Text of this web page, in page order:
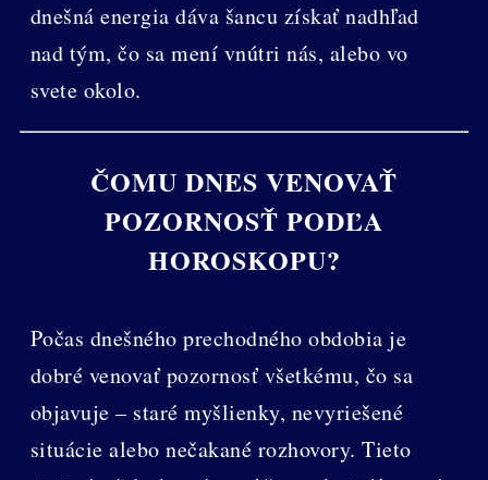
dnešná energia dáva šancu získať nadhľad
nad tým, čo sa mení vnútri nás, alebo vo
svete okolo.
ČOMU DNES VENOVAŤ
POZORNOSŤ PODĽA
HOROSKOPU?
Počas dnešného prechodného obdobia je
dobré venovať pozornosť všetkému, čo sa
objavuje – staré myšlienky, nevyriešené
situácie alebo nečakané rozhovory. Tieto